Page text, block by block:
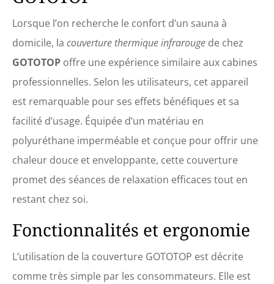
profondeur, produisant un
plus visible. 【CONTRÔLE
INTELLIGENT DE LA
de sauna est divisée en
trois zones : jambes, taille
et poitrine. La température
peut être réglée
séparément ou
simultanément. 【PIERRES
THÉRAPEUTIQUES】 Pierres
de germanium, de
tourmaline, de jade et de
infrarouges lointains et
libérer des ions négatifs
bénéfiques. C'est l'un des
meilleurs saunas
infrarouges pour un usage
Lorsque l’on recherche le confort d’un sauna à
domicile, la couverture thermique infrarouge de chez
GOTOTOP offre une expérience similaire aux cabines
professionnelles. Selon les utilisateurs, cet appareil
est remarquable pour ses effets bénéfiques et sa
facilité d’usage. Équipée d’un matériau en
polyuréthane imperméable et conçue pour offrir une
chaleur douce et enveloppante, cette couverture
promet des séances de relaxation efficaces tout en
restant chez soi.
Fonctionnalités et ergonomie
L’utilisation de la couverture GOTOTOP est décrite
comme très simple par les consommateurs. Elle est